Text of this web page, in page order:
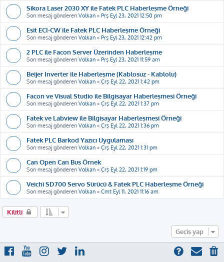
Sikora Laser 2030 XY ile Fatek PLC Haberleşme Örneği
Son mesaj gönderen Volkan « Prş Eyl 23, 2021 12:50 pm
Esit ECI-CW ile Fatek PLC Haberleşme Örneği
Son mesaj gönderen Volkan « Prş Eyl 23, 2021 12:42 pm
2 PLC ile Facon Server Üzerinden Haberleşme
Son mesaj gönderen Volkan « Prş Eyl 23, 2021 11:59 am
Beijer Inverter ile Haberleşme (Kablosuz - Kablolu)
Son mesaj gönderen Volkan « Çrş Eyl 22, 2021 1:42 pm
Facon ve Visual Studio ile Bilgisayar Haberleşmesi Örneği
Son mesaj gönderen Volkan « Çrş Eyl 22, 2021 1:37 pm
Fatek ve Labview ile Bilgisayar Haberleşmesi Örneği
Son mesaj gönderen Volkan « Çrş Eyl 22, 2021 1:36 pm
Fatek PLC Barkod Yazıcı Uygulaması
Son mesaj gönderen Volkan « Çrş Eyl 22, 2021 1:31 pm
Can Open Can Bus Örnek
Son mesaj gönderen Volkan « Çrş Eyl 22, 2021 1:19 pm
Veichi SD700 Servo Sürücü & Fatek PLC Haberleşme Örneği
Son mesaj gönderen Volkan « Cmt Eyl 11, 2021 11:16 am
Kilitli
Geçiş yap